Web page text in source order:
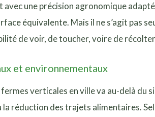
avec une précision agronomique
équivalente. Mais il ne s’agit pas
de voir, de toucher, voire de
et environnementaux
verticales en ville va au-delà du
la réduction des trajets alimentaires.